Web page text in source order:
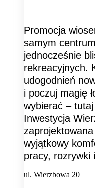
Promocja
samym
jednocześnie
rekreacyjnych.
udogodnień
i poczuj magię
wybierać –
Inwestycja
wyjątkowy
pracy, rozrywki
ul. Wierzbowa 20